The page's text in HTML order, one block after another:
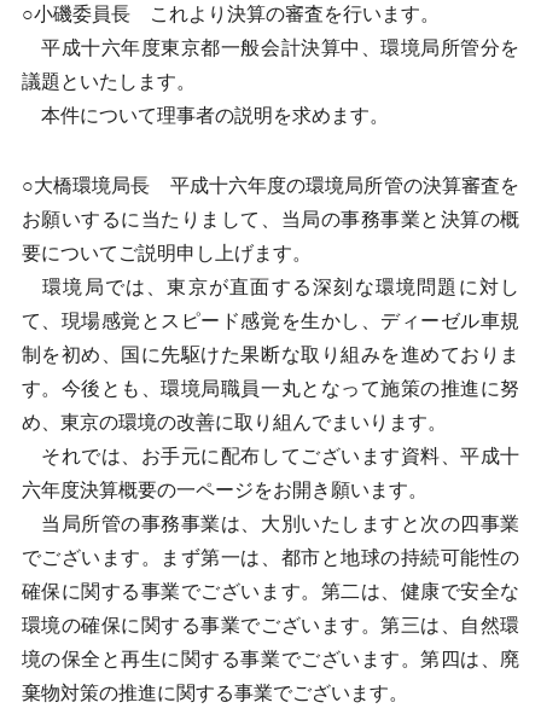
○小磯委員長 これより決算の審査を行います。
平成十六年度東京都一般会計決算中、環境局所管分を
議題といたします。
本件について理事者の説明を求めます。
○大橋環境局長 平成十六年度の環境局所管の決算審査を
お願いするに当たりまして、当局の事務事業と決算の概
要についてご説明申し上げます。
環境局では、東京が直面する深刻な環境問題に対し
て、現場感覚とスピード感覚を生かし、ディーゼル車規
制を初め、国に先駆けた果断な取り組みを進めておりま
す。今後とも、環境局職員一丸となって施策の推進に努
め、東京の環境の改善に取り組んでまいります。
それでは、お手元に配布してございます資料、平成十
六年度決算概要の一ページをお開き願います。
当局所管の事務事業は、大別いたしますと次の四事業
でございます。まず第一は、都市と地球の持続可能性の
確保に関する事業でございます。第二は、健康で安全な
環境の確保に関する事業でございます。第三は、自然環
境の保全と再生に関する事業でございます。第四は、廃
棄物対策の推進に関する事業でございます。